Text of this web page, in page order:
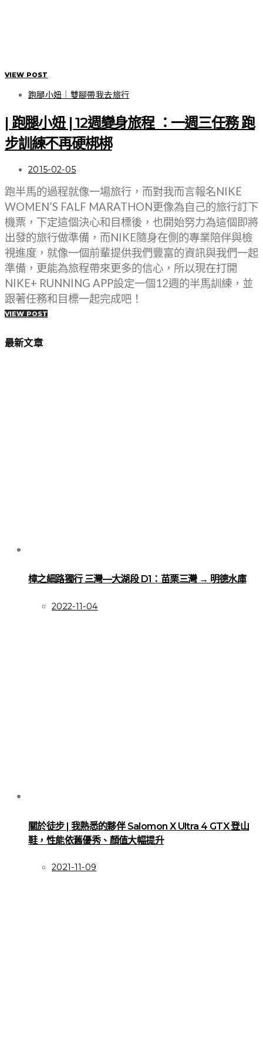
VIEW POST
跑腿小妞｜雙腳帶我去旅行
| 跑腿小妞 | 12週變身旅程 ：一週三任務 跑
步訓練不再硬梆梆
2015-02-05
跑半馬的過程就像一場旅行，而對我而言報名NIKE
WOMEN’S FALF MARATHON更像為自己的旅行訂下
機票，下定這個決心和目標後，也開始努力為這個即將
出發的旅行做準備，而NIKE隨身在側的專業陪伴與檢
視進度，就像一個前輩提供我們豐富的資訊與我們一起
準備，更能為旅程帶來更多的信心，所以現在打開
NIKE+ RUNNING APP設定一個12週的半馬訓練，並
跟著任務和目標一起完成吧！
VIEW POST
最新文章
樟之細路獨行 三灣—大湖段 D1：苗栗三灣 → 明德水庫
2022-11-04
關於徒步 | 我熟悉的夥伴 Salomon X Ultra 4 GTX 登山
鞋，性能依舊優秀、顏值大幅提升
2021-11-09